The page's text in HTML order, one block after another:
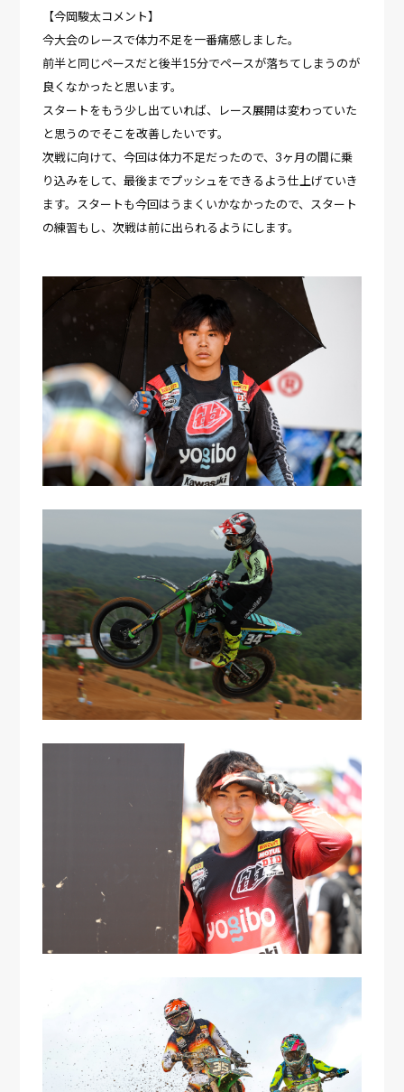
【今岡駿太コメント】
今大会のレースで体力不足を一番痛感しました。
前半と同じペースだと後半15分でペースが落ちてしまうのが
良くなかったと思います。
スタートをもう少し出ていれば、レース展開は変わっていた
と思うのでそこを改善したいです。
次戦に向けて、今回は体力不足だったので、3ヶ月の間に乗
り込みをして、最後までプッシュをできるよう仕上げていき
ます。スタートも今回はうまくいかなかったので、スタート
の練習もし、次戦は前に出られるようにします。